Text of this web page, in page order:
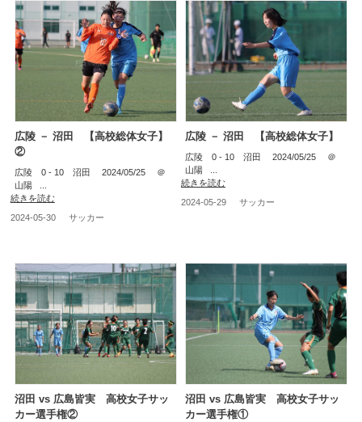
広陵 － 沼田 【高校総体女子】
②
広陵 0 - 10 沼田 2024/05/25 ＠
山陽 ...
続きを読む
2024-05-30
サッカー
広陵 － 沼田 【高校総体女子】
広陵 0 - 10 沼田 2024/05/25 ＠
山陽 ...
続きを読む
2024-05-29
サッカー
沼田 vs 広島皆実 高校女子サッ
カー選手権②
沼田 vs 広島皆実 高校女子サッ
カー選手権①